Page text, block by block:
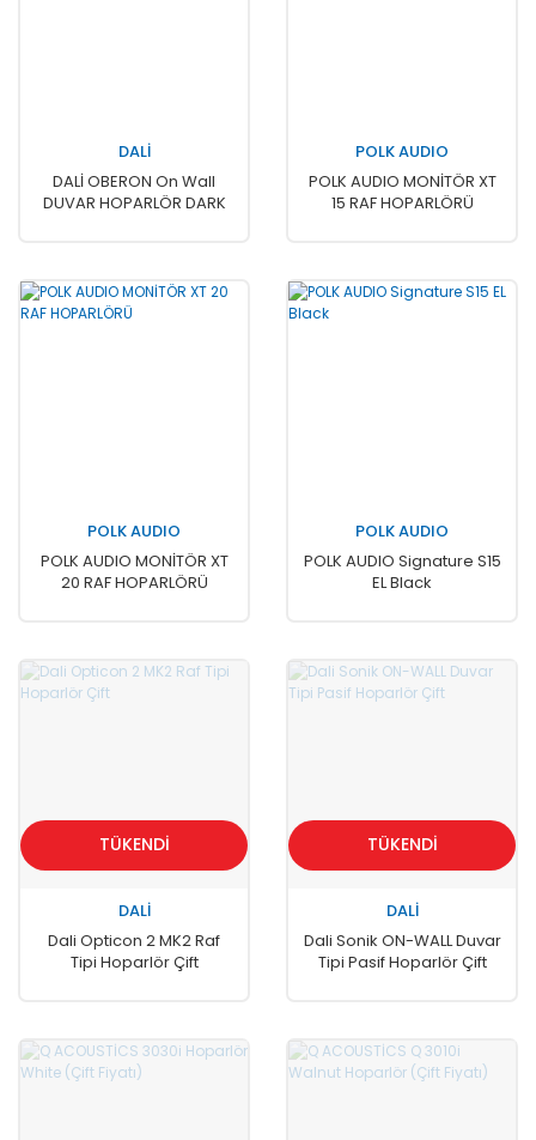
DALİ
DALİ OBERON On Wall
DUVAR HOPARLÖR DARK
POLK AUDIO
POLK AUDIO MONİTÖR XT
15 RAF HOPARLÖRÜ
POLK AUDIO
POLK AUDIO MONİTÖR XT
20 RAF HOPARLÖRÜ
POLK AUDIO
POLK AUDIO Signature S15
EL Black
TÜKENDİ
DALİ
Dali Opticon 2 MK2 Raf
Tipi Hoparlör Çift
TÜKENDİ
DALİ
Dali Sonik ON-WALL Duvar
Tipi Pasif Hoparlör Çift